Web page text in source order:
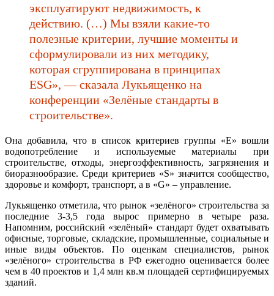
эксплуатируют недвижимость, к
действию. (…) Мы взяли какие-то
полезные критерии, лучшие моменты и
сформулировали из них методику,
которая сгруппирована в принципах
ESG», — сказала Лукьященко на
конференции «Зелёные стандарты в
строительстве».
Она добавила, что в список критериев группы «E» вошли
водопотребление и используемые материалы при
строительстве, отходы, энергоэффективность, загрязнения и
биоразнообразие. Среди критериев «S» значится сообщество,
здоровье и комфорт, транспорт, а в «G» – управление.
Лукьященко отметила, что рынок «зелёного» строительства за
последние 3-3,5 года вырос примерно в четыре раза.
Напомним, российский «зелёный» стандарт будет охватывать
офисные, торговые, складские, промышленные, социальные и
иные виды объектов. По оценкам специалистов, рынок
«зелёного» строительства в РФ ежегодно оценивается более
чем в 40 проектов и 1,4 млн кв.м площадей сертифицируемых
зданий.